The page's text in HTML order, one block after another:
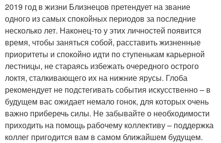
2019 год в жизни Близнецов претендует на звание
одного из самых спокойных периодов за последние
несколько лет. Наконец-то у этих личностей появится
время, чтобы заняться собой, расставить жизненные
приоритеты и спокойно идти по ступенькам карьерной
лестницы, не стараясь избежать очередного острого
локтя, сталкивающего их на нижние ярусы. Глоба
рекомендует не подстегивать события искусственно – в
будущем вас ожидает немало гонок, для которых очень
важно приберечь силы. Не забывайте о необходимости
приходить на помощь рабочему коллективу – поддержка
коллег пригодится вам в самом ближайшем будущем.